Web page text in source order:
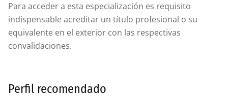
Para acceder a esta especialización es requisito
indispensable acreditar un título profesional o su
equivalente en el exterior con las respectivas
convalidaciones.
Perfil recomendado